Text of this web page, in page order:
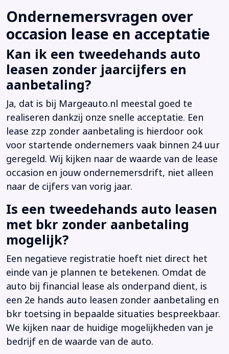
Ondernemersvragen over
occasion lease en acceptatie
Kan ik een tweedehands auto
leasen zonder jaarcijfers en
aanbetaling?
Ja, dat is bij Margeauto.nl meestal goed te
realiseren dankzij onze snelle acceptatie. Een
lease zzp zonder aanbetaling is hierdoor ook
voor startende ondernemers vaak binnen 24 uur
geregeld. Wij kijken naar de waarde van de lease
occasion en jouw ondernemersdrift, niet alleen
naar de cijfers van vorig jaar.
Is een tweedehands auto leasen
met bkr zonder aanbetaling
mogelijk?
Een negatieve registratie hoeft niet direct het
einde van je plannen te betekenen. Omdat de
auto bij financial lease als onderpand dient, is
een 2e hands auto leasen zonder aanbetaling en
bkr toetsing in bepaalde situaties bespreekbaar.
We kijken naar de huidige mogelijkheden van je
bedrijf en de waarde van de auto.